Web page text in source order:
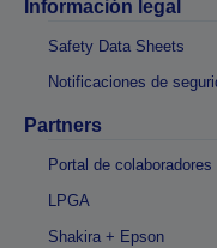
Información legal
Safety Data Sheets
Notificaciones de
Partners
Portal de
LPGA
Shakira + Epson